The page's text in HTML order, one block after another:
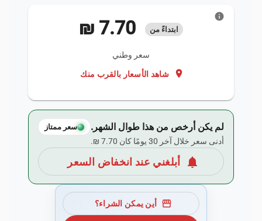
ابتداءً من
سعر وطني
location_on شاهد الأسعار بالقرب منك
info
لم يكن أرخص من هذا طوال الشهر. سعر ممتاز
أدنى سعر خلال آخر 30 يومًا كان ‏7.70 ₪.
notifications أبلغني عند انخفاض السعر
storefront أين يمكن الشراء؟